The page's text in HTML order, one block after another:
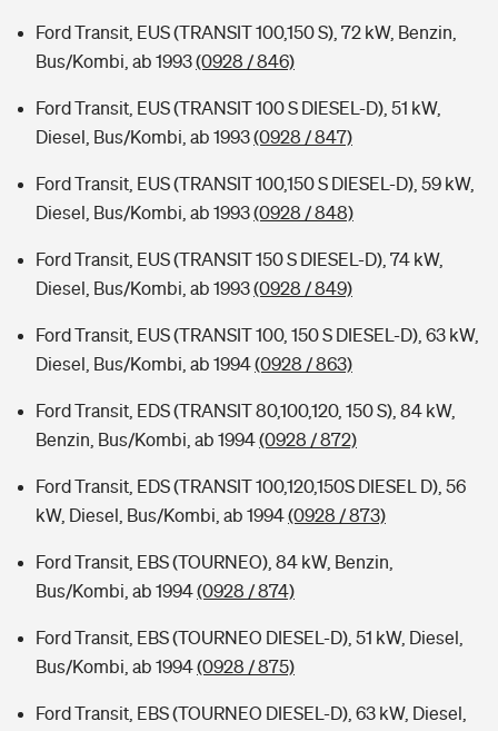
Ford Transit, EUS (TRANSIT 100,150 S), 72 kW, Benzin,
Bus/Kombi, ab 1993(0928 / 846)
Ford Transit, EUS (TRANSIT 100 S DIESEL-D), 51 kW,
Diesel, Bus/Kombi, ab 1993(0928 / 847)
Ford Transit, EUS (TRANSIT 100,150 S DIESEL-D), 59 kW,
Diesel, Bus/Kombi, ab 1993(0928 / 848)
Ford Transit, EUS (TRANSIT 150 S DIESEL-D), 74 kW,
Diesel, Bus/Kombi, ab 1993(0928 / 849)
Ford Transit, EUS (TRANSIT 100, 150 S DIESEL-D), 63 kW,
Diesel, Bus/Kombi, ab 1994(0928 / 863)
Ford Transit, EDS (TRANSIT 80,100,120, 150 S), 84 kW,
Benzin, Bus/Kombi, ab 1994(0928 / 872)
Ford Transit, EDS (TRANSIT 100,120,150S DIESEL D), 56
kW, Diesel, Bus/Kombi, ab 1994(0928 / 873)
Ford Transit, EBS (TOURNEO), 84 kW, Benzin,
Bus/Kombi, ab 1994(0928 / 874)
Ford Transit, EBS (TOURNEO DIESEL-D), 51 kW, Diesel,
Bus/Kombi, ab 1994(0928 / 875)
Ford Transit, EBS (TOURNEO DIESEL-D), 63 kW, Diesel,